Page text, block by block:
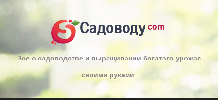
к
Садоводу com
Все о садоводстве и выращивании богатого урожая
своими руками